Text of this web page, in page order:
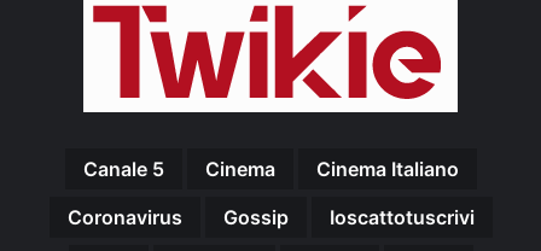
Canale 5 Cinema
Cinema Italiano
Coronavirus
Gossip
Ioscattotuscrivi